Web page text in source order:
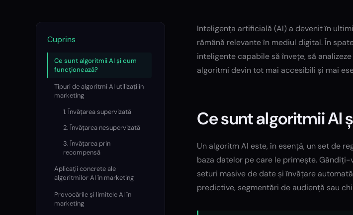
Cuprins
Ce sunt algoritmii AI și cum
funcționează?
Tipuri de algoritmi AI utilizați în
marketing
1. Învățarea supervizată
2. Învățarea nesupervizată
3. Învățarea prin
recompensă
Aplicații concrete ale
algoritmilor AI în marketing
Provocările și limitele AI în
marketing
Inteligența artificială (AI) a devenit în
rămână relevante în mediul digital. În
inteligente capabile să învețe, să
algoritmi devin tot mai accesibili și mai
Ce sunt algoritmii AI
Un algoritm AI este, în esență, un set de
baza datelor pe care le primește.
seturi masive de date și învățare
predictive, segmentări de audiență sau